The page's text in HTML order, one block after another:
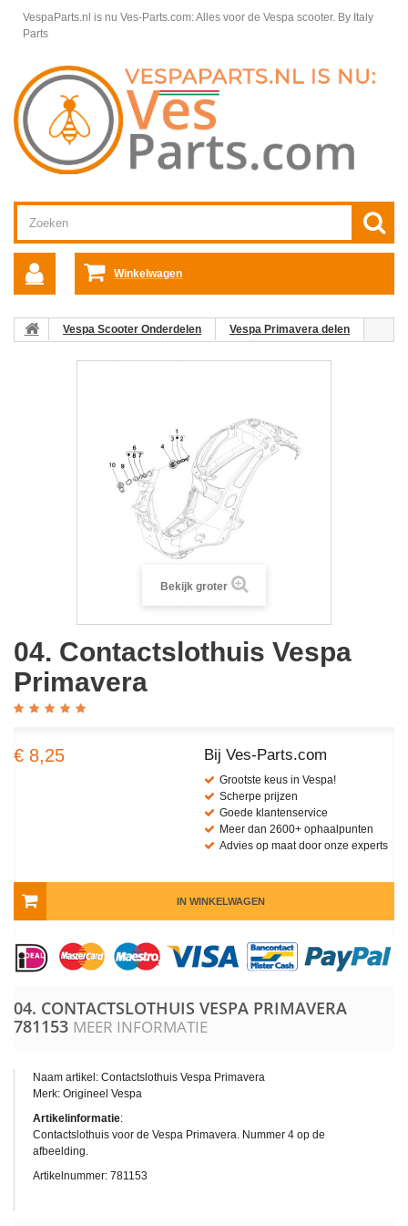
VespaParts.nl is nu Ves-Parts.com: Alles voor de Vespa scooter. By Italy
Parts
Winkelwagen
Vespa Scooter Onderdelen
Vespa Primavera delen
Bekijk groter
04. Contactslothuis Vespa
Primavera
€ 8,25 Bij Ves-Parts.com
Grootste keus in Vespa!
Scherpe prijzen
Goede klantenservice
Meer dan 2600+ ophaalpunten
Advies op maat door onze experts
IN WINKELWAGEN
04. CONTACTSLOTHUIS VESPA PRIMAVERA
781153 MEER INFORMATIE
Naam artikel: Contactslothuis Vespa Primavera
Merk: Origineel Vespa
Artikelinformatie:
Contactslothuis voor de Vespa Primavera. Nummer 4 op de
afbeelding.
Artikelnummer: 781153